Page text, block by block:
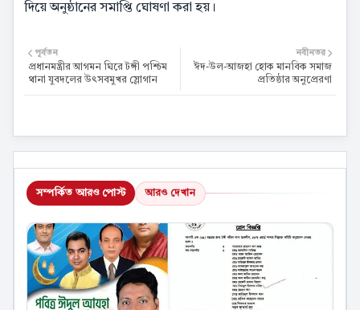
দিয়ে অনুষ্ঠানের সমাপ্তি ঘোষণা করা হয়।
নবীনতর
ঈদ-উল-আজহা হোক মানবিক সমাজ
প্রতিষ্ঠার অনুপ্রেরণা
পূর্বতন
প্রধানমন্ত্রীর আগমন ঘিরে টঙ্গী পশ্চিম
থানা যুবদলের উৎসবমুখর স্লোগান
সম্পর্কিত আরও পোস্ট আরও দেখান